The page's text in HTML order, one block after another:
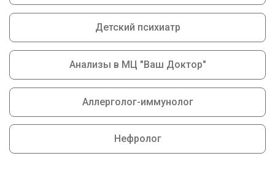
Детский психиатр
Анализы в МЦ "Ваш Доктор"
Аллерголог-иммунолог
Нефролог